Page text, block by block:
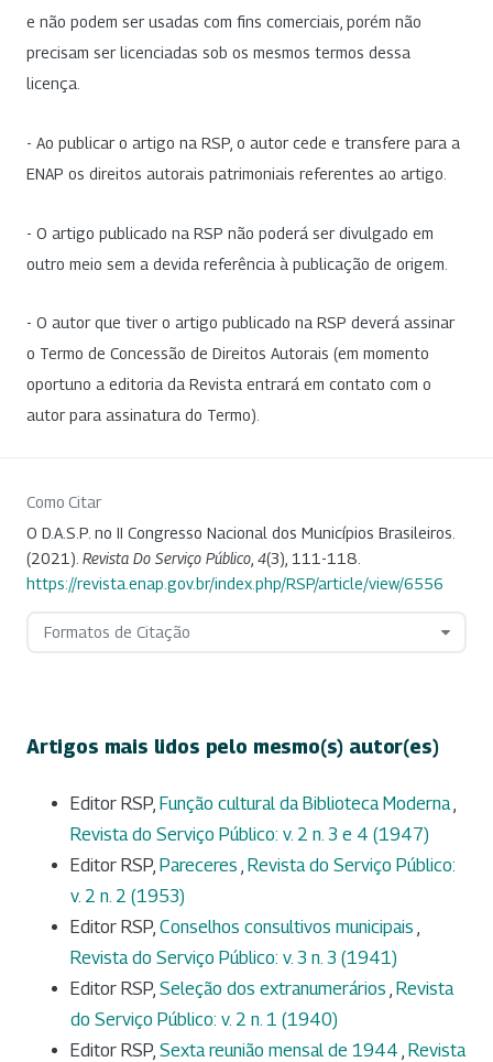
e não podem ser usadas com fins comerciais, porém não
precisam ser licenciadas sob os mesmos termos dessa
licença.
- Ao publicar o artigo na RSP, o autor cede e transfere para a
ENAP os direitos autorais patrimoniais referentes ao artigo.
- O artigo publicado na RSP não poderá ser divulgado em
outro meio sem a devida referência à publicação de origem.
- O autor que tiver o artigo publicado na RSP deverá assinar
o Termo de Concessão de Direitos Autorais (em momento
oportuno a editoria da Revista entrará em contato com o
autor para assinatura do Termo).
Como Citar
O D.A.S.P. no II Congresso Nacional dos Municípios Brasileiros.
(2021). Revista Do Serviço Público 4(3), 111-118.
https://revista.enap.gov.br/index.php/RSP/article/view/6556
Formatos de Citação
Artigos mais lidos pelo mesmo(s) autor(es)
Editor RSP, Função cultural da Biblioteca Moderna,
Revista do Serviço Público: v. 2 n. 3 e 4 (1947)
Editor RSP, Pareceres , Revista do Serviço Público:
v. 2 n. 2 (1953)
Editor RSP, Conselhos consultivos municipais ,
Revista do Serviço Público: v. 3 n. 3 (1941)
Editor RSP, Seleção dos extranumerários , Revista
do Serviço Público: v. 2 n. 1 (1940)
Editor RSP, Sexta reunião mensal de 1944 , Revista